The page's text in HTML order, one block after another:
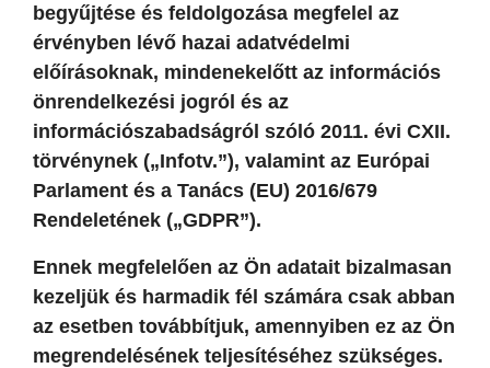
begyűjtése és feldolgozása megfelel az
érvényben lévő hazai adatvédelmi
előírásoknak, mindenekelőtt az információs
önrendelkezési jogról és az
információszabadságról szóló 2011. évi CXII.
törvénynek („Infotv.”), valamint az Európai
Parlament és a Tanács (EU) 2016/679
Rendeletének („GDPR”).
Ennek megfelelően az Ön adatait bizalmasan
kezeljük és harmadik fél számára csak abban
az esetben továbbítjuk, amennyiben ez az Ön
megrendelésének teljesítéséhez szükséges.